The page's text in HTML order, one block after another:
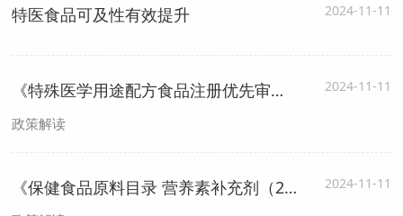
特医食品可及性有效提升 2024-11-11
《特殊医学用途配方食品注册优先审评审批工作程序》解读 2024-11-11
政策解读
《保健食品原料目录 营养素补充剂（2023年版）》解读文件 2024-11-11